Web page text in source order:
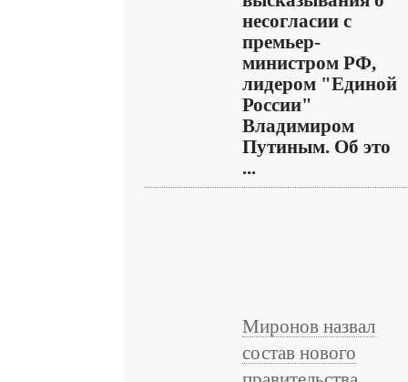
несогласии с
премьер-
министром РФ,
лидером "Единой
России"
Владимиром
Путиным. Об это
...
Миронов назвал
состав нового